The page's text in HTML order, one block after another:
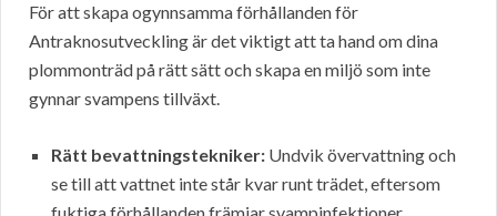
För att skapa ogynnsamma förhållanden för
Antraknosutveckling är det viktigt att ta hand om dina
plommonträd på rätt sätt och skapa en miljö som inte
gynnar svampens tillväxt.
Rätt bevattningstekniker: Undvik övervattning och
se till att vattnet inte står kvar runt trädet, eftersom